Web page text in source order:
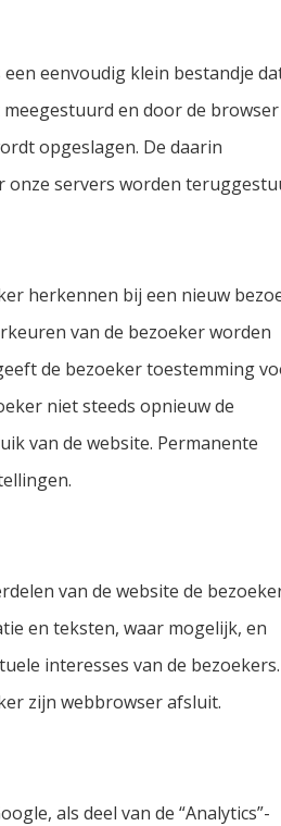
eenvoudig klein bestandje
en door de
opgeslagen. De daarin
servers worden
herkennen bij een nieuw
van de bezoeker worden
de bezoeker toestemming
niet steeds opnieuw de
van de website. Permanente
van de website de
en teksten, waar mogelijk, en
interesses van de bezoekers.
zijn webbrowser afsluit.
als deel van de “Analytics”-